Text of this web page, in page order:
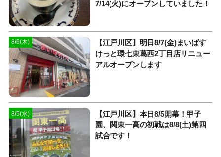
7/14(火)にオープンしていました！
8/6(木)
【江戸川区】明日8/7(金)まいばす
けっと環七東葛西2丁目店リニュー
アルオープンします
8/5(水)
【江戸川区】本日8/5開幕！甲子
園、関東一高の初戦は8/8(土)第四
試合です！